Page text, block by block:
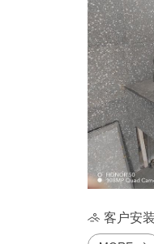
客户安